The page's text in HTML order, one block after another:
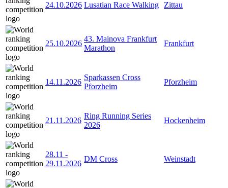
24.10.2026 Lusatian Race Walking Zittau
25.10.2026
43. Mainova Frankfurt
Marathon
Frankfurt
14.11.2026
Sparkassen Cross
Pforzheim
Pforzheim
21.11.2026
Ring Running Series
2026
Hockenheim
28.11 -
29.11.2026
DM Cross Weinstadt